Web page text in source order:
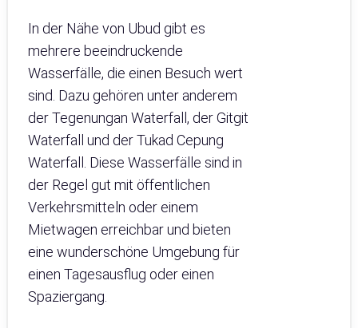
In der Nähe von Ubud gibt es
mehrere beeindruckende
Wasserfälle, die einen Besuch wert
sind. Dazu gehören unter anderem
der Tegenungan Waterfall, der Gitgit
Waterfall und der Tukad Cepung
Waterfall. Diese Wasserfälle sind in
der Regel gut mit öffentlichen
Verkehrsmitteln oder einem
Mietwagen erreichbar und bieten
eine wunderschöne Umgebung für
einen Tagesausflug oder einen
Spaziergang.